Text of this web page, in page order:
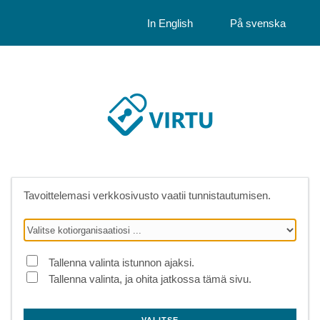
In English På svenska
Tavoittelemasi verkkosivusto vaatii tunnistautumisen.
Tallenna valinta istunnon ajaksi.
Tallenna valinta, ja ohita jatkossa tämä sivu.